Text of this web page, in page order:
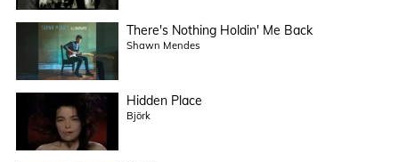
There's Nothing Holdin' Me Back
Shawn Mendes
Hidden Place
Björk